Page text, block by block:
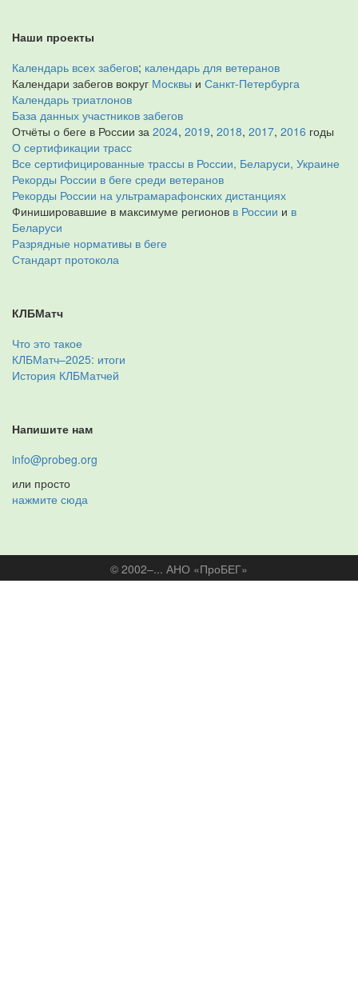
Наши проекты
Календарь всех забегов; календарь для ветеранов
Календари забегов вокруг Москвы и Санкт-Петербурга
Календарь триатлонов
База данных участников забегов
Отчёты о беге в России за 2024, 2019, 2018, 2017, 2016 годы
О сертификации трасс
Все сертифицированные трассы в России, Беларуси, Украине
Рекорды России в беге среди ветеранов
Рекорды России на ультрамарафонских дистанциях
Финишировавшие в максимуме регионов в России и в
Беларуси
Разрядные нормативы в беге
Стандарт протокола
КЛБМатч
Что это такое
КЛБМатч–2025: итоги
История КЛБМатчей
Напишите нам
info@probeg.org
или просто
нажмите сюда
© 2002–... АНО «ПроБЕГ»